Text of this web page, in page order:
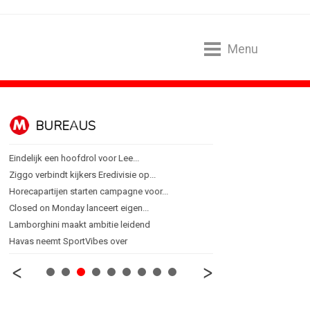
Menu
BUREAUS
Eindelijk een hoofdrol voor Lee...
Ziggo verbindt kijkers Eredivisie op...
Horecapartijen starten campagne voor...
Closed on Monday lanceert eigen...
Lamborghini maakt ambitie leidend
Havas neemt SportVibes over